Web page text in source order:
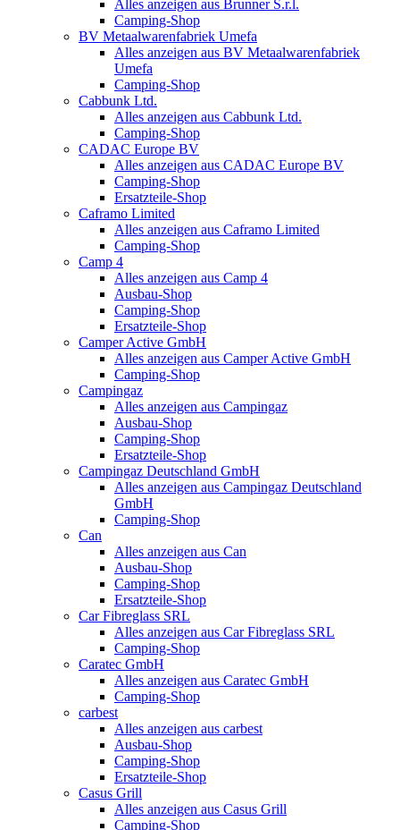
Alles anzeigen aus Brunner S.r.l.
Camping-Shop
BV Metaalwarenfabriek Umefa
Alles anzeigen aus BV Metaalwarenfabriek
Umefa
Camping-Shop
Cabbunk Ltd.
Alles anzeigen aus Cabbunk Ltd.
Camping-Shop
CADAC Europe BV
Alles anzeigen aus CADAC Europe BV
Camping-Shop
Ersatzteile-Shop
Caframo Limited
Alles anzeigen aus Caframo Limited
Camping-Shop
Camp 4
Alles anzeigen aus Camp 4
Ausbau-Shop
Camping-Shop
Ersatzteile-Shop
Camper Active GmbH
Alles anzeigen aus Camper Active GmbH
Camping-Shop
Campingaz
Alles anzeigen aus Campingaz
Ausbau-Shop
Camping-Shop
Ersatzteile-Shop
Campingaz Deutschland GmbH
Alles anzeigen aus Campingaz Deutschland
GmbH
Camping-Shop
Can
Alles anzeigen aus Can
Ausbau-Shop
Camping-Shop
Ersatzteile-Shop
Car Fibreglass SRL
Alles anzeigen aus Car Fibreglass SRL
Camping-Shop
Caratec GmbH
Alles anzeigen aus Caratec GmbH
Camping-Shop
carbest
Alles anzeigen aus carbest
Ausbau-Shop
Camping-Shop
Ersatzteile-Shop
Casus Grill
Alles anzeigen aus Casus Grill
Camping-Shop